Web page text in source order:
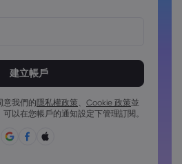
15 個字元之間
大寫字元
小寫字元
+=:;&lt;&gt;{,[]?,.
意我們的隱私權政策、 Cookie 政策並
以在您帳戶的通知設定下管理訂閱。